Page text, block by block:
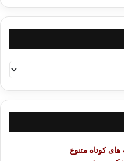
له‌ ڕووخساری دره‌خشانی
بینیم که‌ ته‌له‌فزیۆنه‌که‌م به‌رده‌وام
کوتاه متنوع